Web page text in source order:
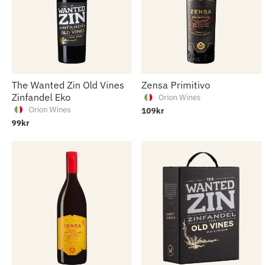
The Wanted Zin Old Vines
Zinfandel Eko
Orion Wines
99kr
Zensa Primitivo
Orion Wines
109kr